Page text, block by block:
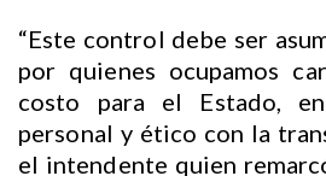
“Este control debe ser
por quienes ocupamos
costo para el Estado,
personal y ético con la
el intendente quien